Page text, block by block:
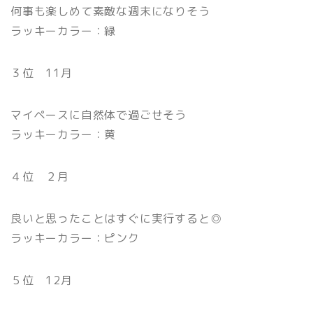
何事も楽しめて素敵な週末になりそう
ラッキーカラー：緑
３位 11月
マイペースに自然体で過ごせそう
ラッキーカラー：黄
４位 ２月
良いと思ったことはすぐに実行すると◎
ラッキーカラー：ピンク
５位 12月